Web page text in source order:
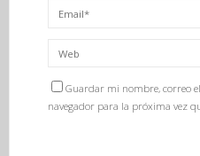
Guardar mi nombre, correo
navegador para la próxima vez